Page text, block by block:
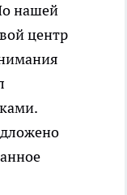
нашей
центр